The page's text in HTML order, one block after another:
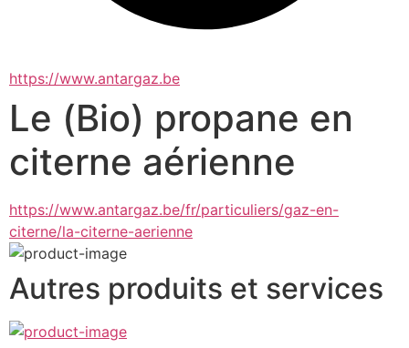
https://www.antargaz.be
Le (Bio) propane en
citerne aérienne
https://www.antargaz.be/fr/particuliers/gaz-en-
citerne/la-citerne-aerienne
Autres produits et services